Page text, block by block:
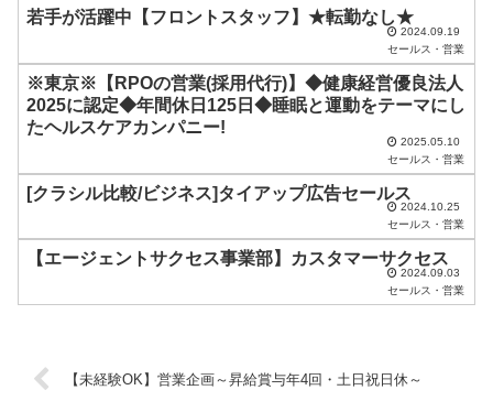
し
く
だ
さ
。
若手が活躍中【フロントスタッフ】★転勤なし★
2024.09.19
セールス・営業
※東京※【RPOの営業(採用代行)】◆健康経営優良法人
2025に認定◆年間休日125日◆睡眠と運動をテーマにし
たヘルスケアカンパニー!
2025.05.10
セールス・営業
[クラシル比較/ビジネス]タイアップ広告セールス
2024.10.25
セールス・営業
【エージェントサクセス事業部】カスタマーサクセス
2024.09.03
セールス・営業
【未経験OK】営業企画～昇給賞与年4回・土日祝日休～